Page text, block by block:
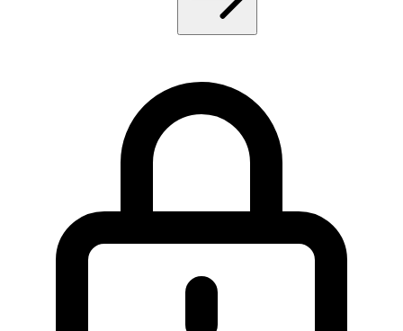
reCAPTCHA transmite datos de comportamiento a
Google, incluyendo cookies, plugins del navegador y
Baviera dictaminó en 2023 que reCAPTCHA requiere
consentimiento explícito bajo GDPR por transferir datos
servidores de Google en EEUU. Alternativas como